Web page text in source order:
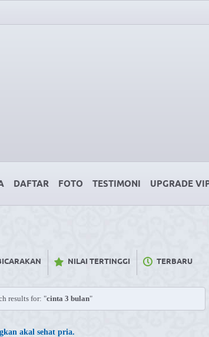
DAFTAR FOTO TESTIMONI UPGRADE
NILAI TERTINGGI TERBARU
results for: "cinta 3 bulan"
akal sehat pria.